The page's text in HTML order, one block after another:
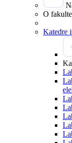
O
Katedre